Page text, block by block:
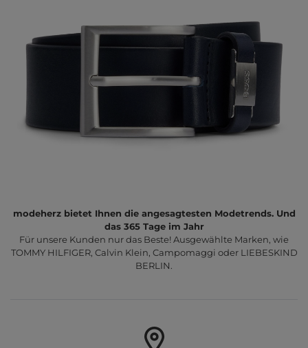
modeherz bietet Ihnen die angesagtesten Modetrends. Und
das 365 Tage im Jahr
Für unsere Kunden nur das Beste! Ausgewählte Marken, wie
TOMMY HILFIGER, Calvin Klein, Campomaggi oder LIEBESKIND
BERLIN.